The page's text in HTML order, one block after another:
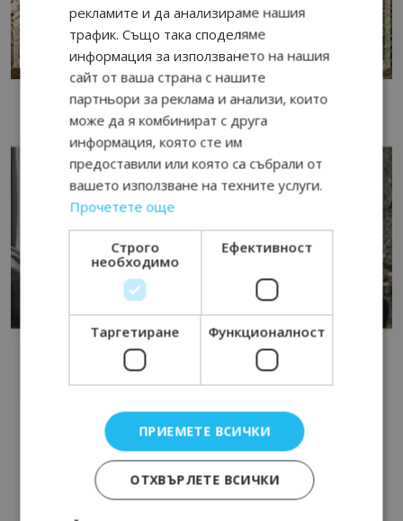
рекламите и да анализираме нашия
трафик. Също така споделяме
информация за използването на нашия
сайт от ваша страна с нашите
партньори за реклама и анализи, които
може да я комбинират с друга
информация, която сте им
предоставили или която са събрали от
вашето използване на техните услуги.
Прочетете още
Строго
необходимо
Ефективност
Таргетиране Функционалност
ПРИЕМЕТЕ ВСИЧКИ
ОТХВЪРЛЕТЕ ВСИЧКИ